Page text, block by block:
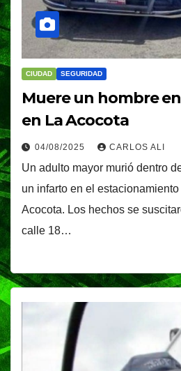
CIUDAD SEGURIDAD
Muere un hombre
en La Acocota
04/08/2025 CARLOS ALI
Un adulto mayor murió dentro
un infarto en el
Acocota. Los hechos se
calle 18…